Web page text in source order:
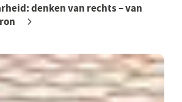
denken van rechts – van